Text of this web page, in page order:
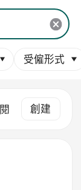
受僱形式
創建